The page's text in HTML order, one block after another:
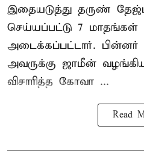
இதையடுத்து தருண்
செய்யப்பட்டு 7 மாதங்கள்
அடைக்கப்பட்டார். பின்னர்
அவருக்கு ஜாமீன்
விசாரித்த கோவா ...
Read